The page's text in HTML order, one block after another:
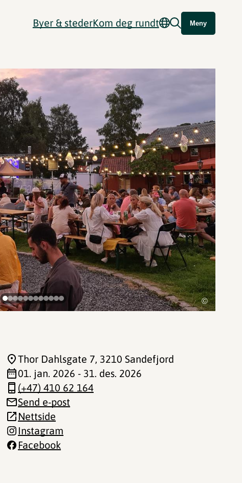
Byer & stederKom deg rundt Meny
©
Thor Dahlsgate 7, 3210 Sandefjord
01. jan. 2026 - 31. des. 2026
(+47) 410 62 164
Send e-post
Nettside
Instagram
Facebook